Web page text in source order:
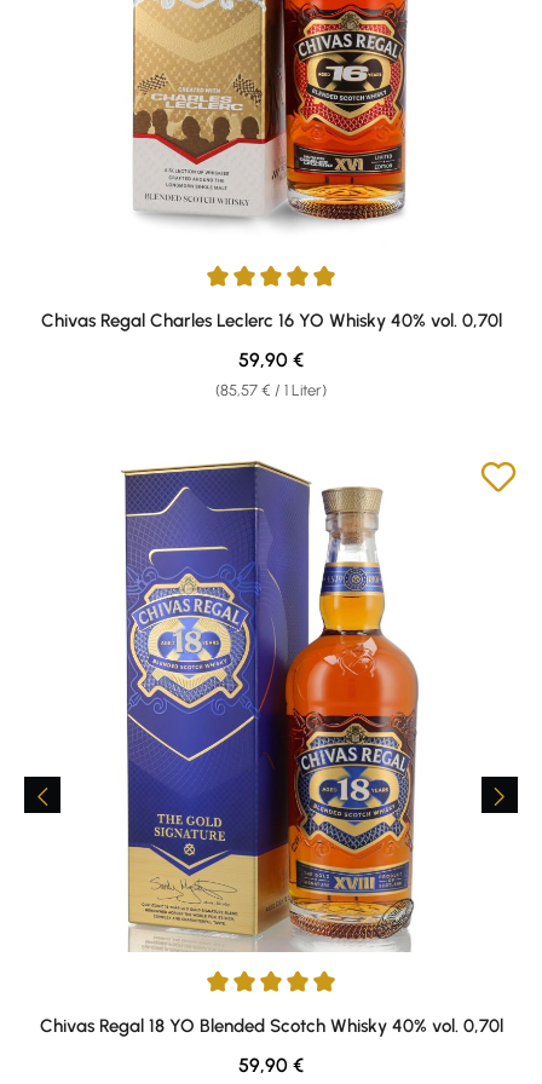
Durchschnittliche Bewertung von 5 von 5 Sternen
Chivas Regal Charles Leclerc 16 YO Whisky 40% vol. 0,70l
(85,57 € / 1 Liter)
Regulärer Preis:
59,90 €
Durchschnittliche Bewertung von 4.88 von 5 Sternen
Chivas Regal 18 YO Blended Scotch Whisky 40% vol. 0,70l
Regulärer Preis:
59,90 €